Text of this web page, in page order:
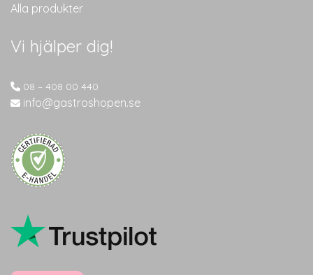
Alla produkter
Vi hjälper dig!
08 – 408 00 440
info@gastroshopen.se